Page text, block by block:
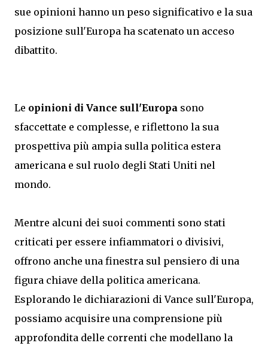
sue opinioni hanno un peso significativo e la sua
posizione sull'Europa ha scatenato un acceso
dibattito.
Le opinioni di Vance sull'Europa sono
sfaccettate e complesse, e riflettono la sua
prospettiva più ampia sulla politica estera
americana e sul ruolo degli Stati Uniti nel
mondo.
Mentre alcuni dei suoi commenti sono stati
criticati per essere infiammatori o divisivi,
offrono anche una finestra sul pensiero di una
figura chiave della politica americana.
Esplorando le dichiarazioni di Vance sull'Europa,
possiamo acquisire una comprensione più
approfondita delle correnti che modellano la